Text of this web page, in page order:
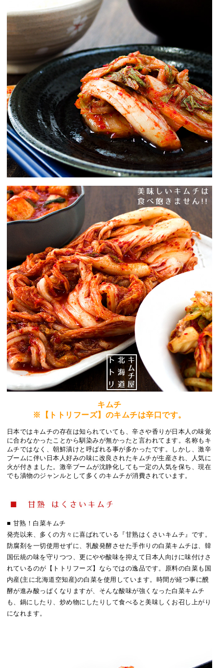
キムチ
※【トトリフーズ】のキムチは辛口です。
日本ではキムチの存在は知られていても、辛さや香りが日本人の味覚
に合わなかったことから馴染みが無かったと言われてます。名称もキ
ムチではなく、朝鮮漬けと呼ばれる事が多かったです。しかし、激辛
ブームに伴い日本人好みの味に改良されたキムチが生産され、人気に
火が付きました。激辛ブームが沈静化しても一定の人気を保ち、現在
でも漬物のジャンルとして多くのキムチが消費されています。
■ 甘熟！白菜キムチ
発売以来、多くの方々に喜ばれている『甘熟はくさいキムチ』です。
防腐剤を一切使用せずに、乳酸発酵させた手作りの白菜キムチは、韓
国伝統の味を守りつつ、更にやや酸味を抑えて日本人向けに味付けさ
れているのが【トトリフーズ】ならではの逸品です。原料の白菜も国
内産(主に北海道空知産)の白菜を使用しています。時間が経つ事に醗
酵が進み酸っぱくなりますが、そんな酸味が強くなった白菜キムチ
も、鍋にしたり、炒め物にしたりして食べると美味しくお召し上がり
になれます。